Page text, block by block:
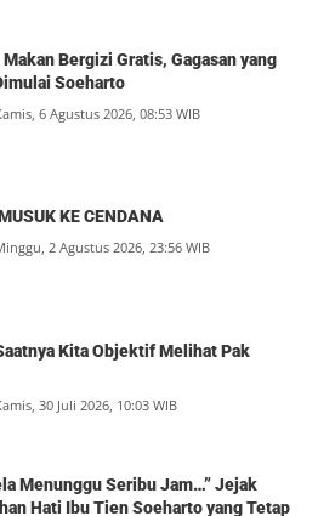
Bergizi Gratis, Gagasan yang
Soeharto
6 Agustus 2026, 08:53 WIB
KE CENDANA
2 Agustus 2026, 23:56 WIB
Kita Objektif Melihat Pak
30 Juli 2026, 10:03 WIB
Menunggu Seribu Jam…” Jejak
Hati Ibu Tien Soeharto yang Tetap